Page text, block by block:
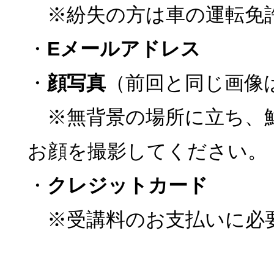
※紛失の方は車の運転免
・ Eメールアドレス
・ 顔写真（前回と同じ画像
※無背景の場所に立ち、
お顔を撮影してください。
・ クレジットカード
※受講料のお支払いに必